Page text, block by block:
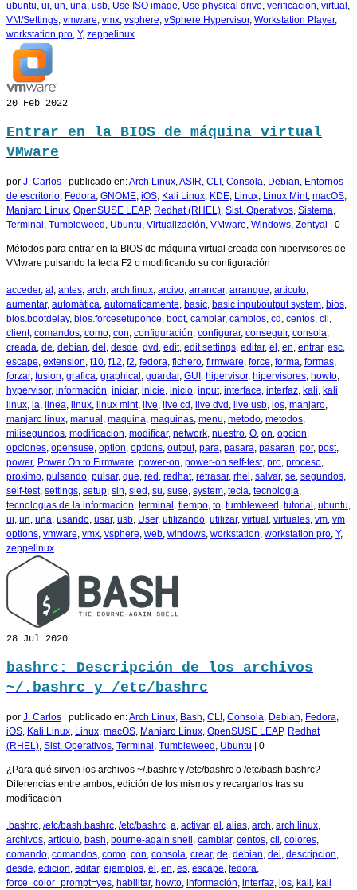
ubuntu, ui, un, una, usb, Use ISO image, Use physical drive, verificacion, virtual ,
VM/Settings, vmware, vmx, vsphere, vSphere Hypervisor, Workstation Player,
workstation pro, Y, zeppelinux
20 Feb 2022
Entrar en la BIOS de máquina virtual
VMware
por J. Carlos | publicado en:Arch Linux ASIR CLI Consola Debian Entornos
de escritorio Fedora GNOME iOS Kali Linux KDE Linux Linux Mint, macOS
Manjaro Linux OpenSUSE LEAP, Redhat (RHEL) Sist. Operativos Sistema
Terminal Tumbleweed Ubuntu Virtualización VMware Windows Zentyal | 0
Métodos para entrar en la BIOS de máquina virtual creada con hipervisores de
VMware pulsando la tecla F2 o modificando su configuración
acceder, al antes arch arch linux arcivo arrancar, arranque articulo
aumentar, automática automaticamente basic basic input/output system bios
bios.bootdelay, bios.forcesetuponce boot, cambiar, cambios cd centos cli
client, comandos como con configuración configurar, conseguir, consola
creada de debian del desde dvd edit, edit settings editar, el en entrar, esc
escape extension f10 f12 f2 fedora fichero firmware force forma formas
forzar, fusion grafica graphical guardar, GUI hipervisor, hipervisores howto
hypervisor, información iniciar, inicie inicio input, interface interfaz kali kali
linux la linea linux linux mint, live live cd live dvd live usb los manjaro
manjaro linux manual maquina maquinas menu metodo metodos
milisegundos modificacion modificar, network nuestro O on opcion
opciones opensuse option options output, para pasara pasaran por, post,
power, Power On to Firmware power-on power-on self-test, pro proceso
proximo pulsando pulsar, que red redhat, retrasar, rhel salvar, se segundos
self-test, settings setup sin sled su suse system tecla tecnologia
tecnologias de la informacion terminal tiempo to tumbleweed tutorial ubuntu
ui un una usando usar, usb User, utilizando utilizar, virtual virtuales vm vm
options vmware vmx vsphere web windows workstation workstation pro Y,
zeppelinux
28 Jul 2020
bashrc: Descripción de los archivos
~/.bashrc y /etc/bashrc
por J. Carlos | publicado en:Arch Linux Bash CLI Consola Debian Fedora
iOS Kali Linux Linux macOS Manjaro Linux OpenSUSE LEAP, Redhat
(RHEL) Sist. Operativos Terminal Tumbleweed Ubuntu | 0
¿Para qué sirven los archivos ~/.bashrc y /etc/bashrc o /etc/bash.bashrc?
Diferencias entre ambos, edición de los mismos y recargarlos tras su
modificación
.bashrc /etc/bash.bashrc /etc/bashrc a activar, al alias arch arch linux
archivos articulo bash bourne-again shell cambiar, centos cli colores
comando comandos como con consola crear, de debian del descripcion
desde edicion editar, ejemplos el en es escape fedora
force_color_prompt=yes habilitar, howto información interfaz ios kali kali